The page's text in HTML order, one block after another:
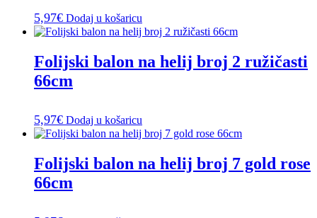
5,97€ Dodaj u košaricu
Folijski balon na helij broj 2 ružičasti
66cm
5,97€ Dodaj u košaricu
Folijski balon na helij broj 7 gold rose
66cm